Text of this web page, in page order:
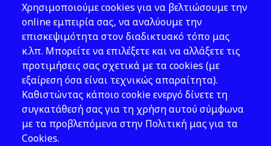
Νομοθεσία
Εκδόσεις
Νέα - Εκδηλώσεις
Ακολουθήστε μας
Χρησιμοποιούμε cookies για να βελτιώσουμε την
online εμπειρία σας, να αναλύουμε την
επισκεψιμότητα στον διαδικτυακό τόπο μας
κ.λπ. Μπορείτε να επιλέξετε και να αλλάξετε τις
προτιμήσεις σας σχετικά με τα cookies (με
εξαίρεση όσα είναι τεχνικώς απαραίτητα).
Καθιστώντας κάποιο cookie ενεργό δίνετε τη
συγκατάθεσή σας για τη χρήση αυτού σύμφωνα
με τα προβλεπόμενα στην Πολιτική μας για τα
Cookies.